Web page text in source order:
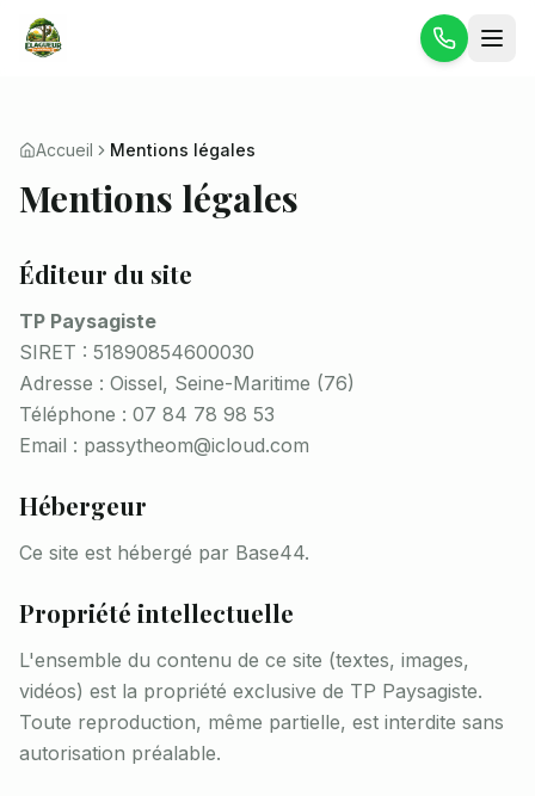
Accueil Mentions légales
Mentions légales
Éditeur du site
TP Paysagiste
SIRET : 51890854600030
Adresse : Oissel, Seine-Maritime (76)
Téléphone : 07 84 78 98 53
Email : passytheom@icloud.com
Hébergeur
Ce site est hébergé par Base44.
Propriété intellectuelle
L'ensemble du contenu de ce site (textes, images,
vidéos) est la propriété exclusive de TP Paysagiste.
Toute reproduction, même partielle, est interdite sans
autorisation préalable.